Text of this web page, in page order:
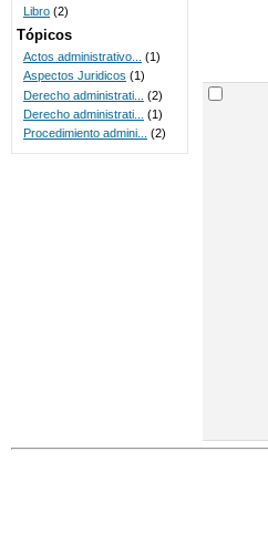
Libro (2)
Tópicos
Actos administrativo...
(1)
Aspectos Juridicos (1)
Derecho administrati...
(2)
Derecho administrati...
(1)
Procedimiento admini...
(2)